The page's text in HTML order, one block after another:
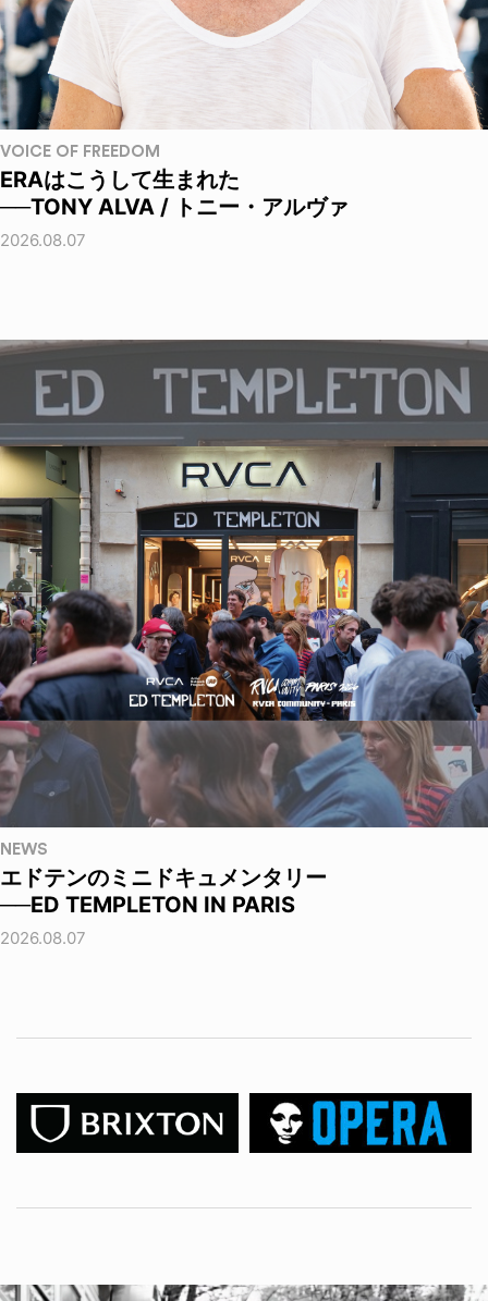
VOICE OF FREEDOM
ERAはこうして生まれた
──TONY ALVA / トニー・アルヴァ
2026.08.07
NEWS
エドテンのミニドキュメンタリー
──ED TEMPLETON IN PARIS
2026.08.07